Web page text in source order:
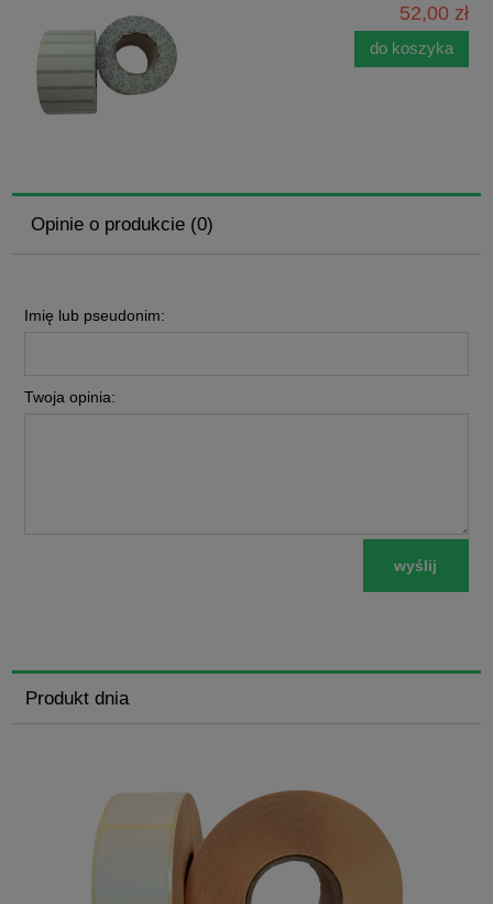
52,00 zł
do koszyka
Opinie o produkcie (0)
Imię lub pseudonim:
Twoja opinia:
wyślij
Produkt dnia